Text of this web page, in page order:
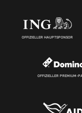
OFFIZIELLER HAUPTSPONSOR
OFFIZIELLER PREMIUM-